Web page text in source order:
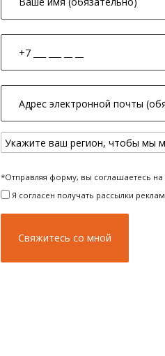
*Отправляя форму, вы соглашаетесь
Я согласен получать рассылки